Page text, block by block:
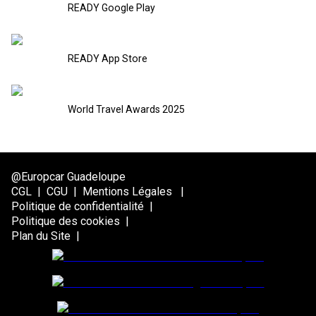
READY Google Play
READY App Store
World Travel Awards 2025
@Europcar Guadeloupe
CGL | CGU | Mentions Légales
|
Politique de confidentialité |
Politique des cookies |
Plan du Site |